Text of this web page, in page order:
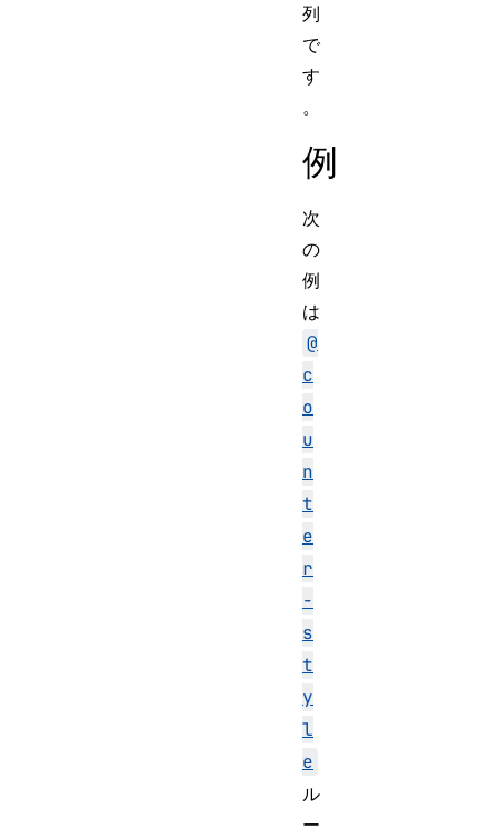
列
で
す
。
例
次
の
例
は
@
c
o
u
n
t
e
r
-
s
t
y
l
e
ル